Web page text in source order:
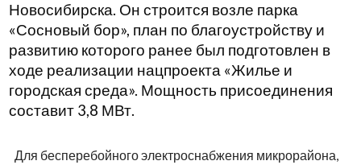
Новосибирска. Он строится возле парка
«Сосновый бор», план по благоустройству и
развитию которого ранее был подготовлен в
ходе реализации нацпроекта «Жилье и
городская среда». Мощность присоединения
составит 3,8 МВт.
Для бесперебойного электроснабжения микрорайона,